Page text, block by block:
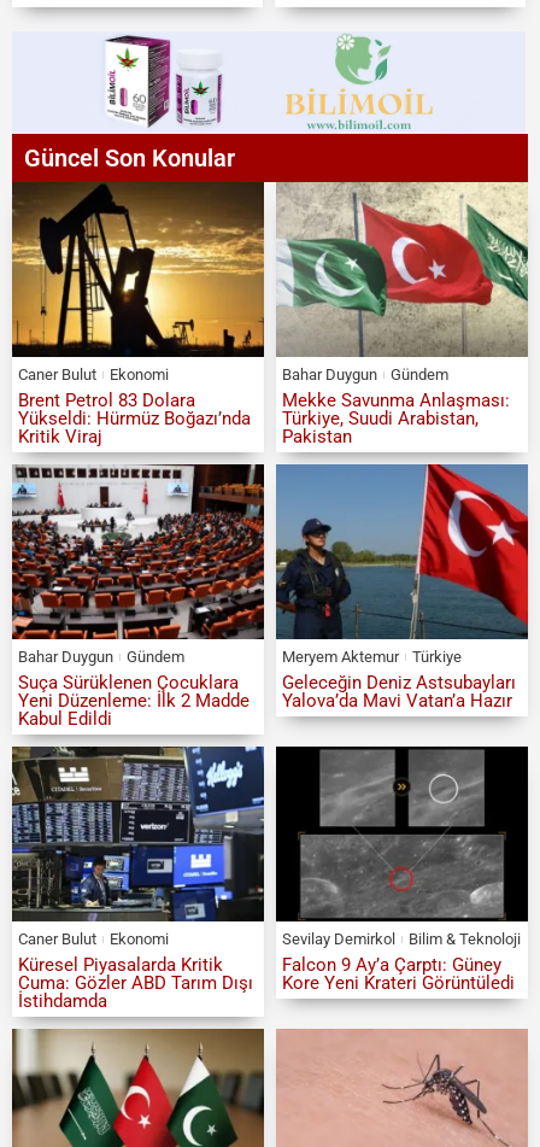
Güncel Son Konular
Caner Bulut Ekonomi
Brent Petrol 83 Dolara
Yükseldi: Hürmüz Boğazı’nda
Kritik Viraj
Bahar Duygun Gündem
Mekke Savunma Anlaşması:
Türkiye, Suudi Arabistan,
Pakistan
Bahar Duygun Gündem
Suça Sürüklenen Çocuklara
Yeni Düzenleme: İlk 2 Madde
Kabul Edildi
Meryem Aktemur Türkiye
Geleceğin Deniz Astsubayları
Yalova’da Mavi Vatan’a Hazır
Caner Bulut Ekonomi
Küresel Piyasalarda Kritik
Cuma: Gözler ABD Tarım Dışı
İstihdamda
Sevilay Demirkol Bilim & Teknoloji
Falcon 9 Ay’a Çarptı: Güney
Kore Yeni Krateri Görüntüledi